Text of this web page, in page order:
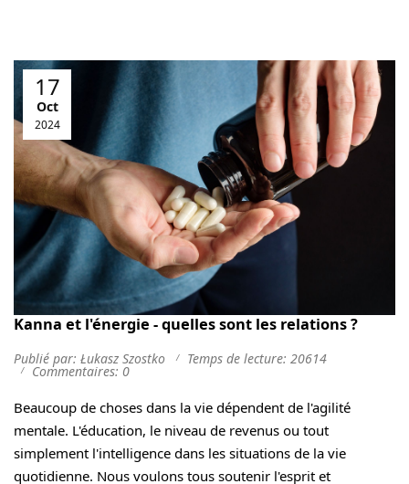
Kanna et l'énergie - quelles sont les relations ?
17
Oct
2024
Publié par: Łukasz Szostko
Temps de lecture: 20614
Commentaires: 0
Beaucoup de choses dans la vie dépendent de l'agilité
mentale. L'éducation, le niveau de revenus ou tout
simplement l'intelligence dans les situations de la vie
quotidienne. Nous voulons tous soutenir l'esprit et